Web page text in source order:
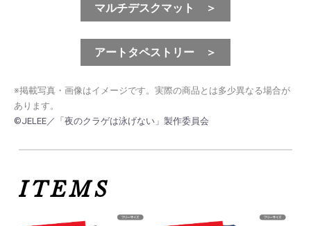
マルチデスクマット ＞
アートタペストリー ＞
※掲載写真・画像はイメージです。実際の商品とは多少異なる場合が
あります。
©JELEE／「夜のクラゲは泳げない」製作委員会
ITEMS